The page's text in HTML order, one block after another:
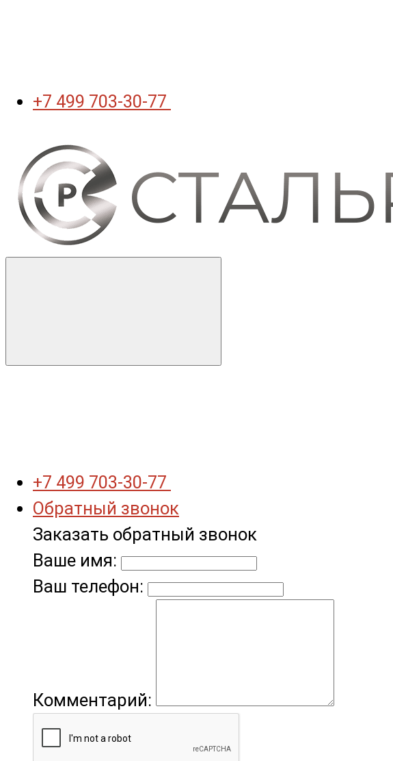
+7 499 703-30-77
+7 499 703-30-77
Обратный звонок
Заказать обратный звонок
Ваше имя:
Ваш телефон:
Комментарий: